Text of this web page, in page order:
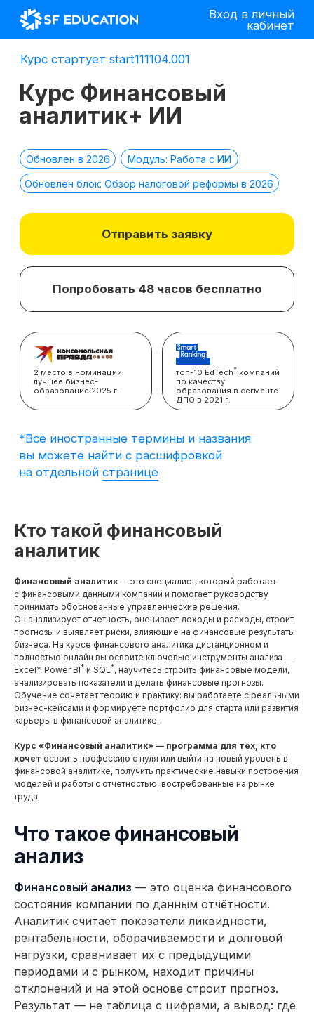
Вход в личный
кабинет
Обновлен в 2026 Модуль: Работа с ИИ
Курс Финансовый
аналитик+ ИИ
Отправить заявку
топ-10 EdTech компаний
ДПО в 2021 г.
2 место в номинации
лучшее бизнес-
*Все иностранные термины и названия
на отдельной
Курс стартует start111104.001
Кто такой финансовый
аналитик
Финансовый аналитик — это специалист, который работает
с финансовыми данными компании и помогает руководству
принимать обоснованные управленческие решения.
Он анализирует отчетность, оценивает доходы и расходы, строит
прогнозы и выявляет риски, влияющие на финансовые результаты
бизнеса. На курсе финансового аналитика дистанционном и
полностью онлайн вы освоите ключевые инструменты анализа —
Excel*, Power BI* и SQL*, научитесь строить финансовые модели,
анализировать показатели и делать финансовые прогнозы.
Обучение сочетает теорию и практику: вы работаете с реальными
бизнес-кейсами и формируете портфолио для старта или развития
карьеры в финансовой аналитике.
Курс «Финансовый аналитик» — программа для тех, кто
хочет освоить профессию с нуля или выйти на новый уровень в
финансовой аналитике, получить практические навыки построения
моделей и работы с отчетностью, востребованные на рынке
труда.
Что такое финансовый
анализ
Финансовый анализ — это оценка финансового
состояния компании по данным отчётности.
Аналитик считает показатели ликвидности,
рентабельности, оборачиваемости и долговой
нагрузки, сравнивает их с предыдущими
периодами и с рынком, находит причины
отклонений и на этой основе строит прогноз.
Результат — не таблица с цифрами, а вывод: где